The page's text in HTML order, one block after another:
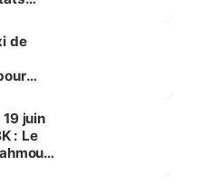
de
juin
: Le